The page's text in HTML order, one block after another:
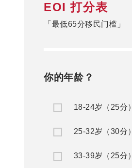
EOI 打分表
「最低65分移民门槛」
你的年龄？
18-24岁（25分）
25-32岁（30分）
33-39岁（25分）